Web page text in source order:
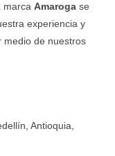
marca Amaroga se
experiencia y
medio de nuestros
Antioquia,